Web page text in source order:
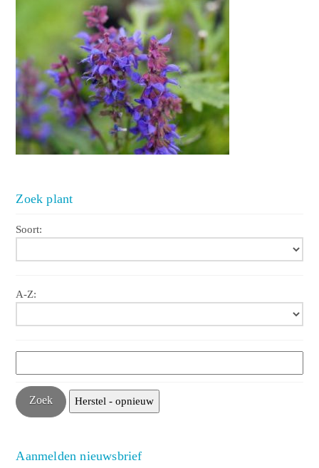
Zoek plant
Soort:
A-Z:
Aanmelden nieuwsbrief